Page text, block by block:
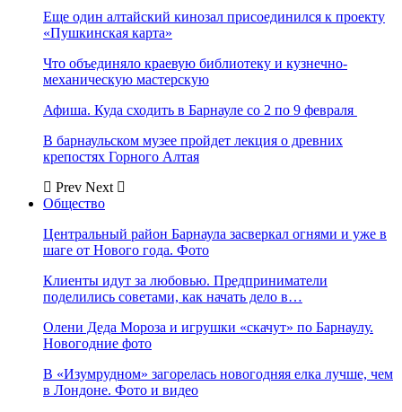
Еще один алтайский кинозал присоединился к проекту
«Пушкинская карта»
Что объединяло краевую библиотеку и кузнечно-
механическую мастерскую
Афиша. Куда сходить в Барнауле со 2 по 9 февраля
В барнаульском музее пройдет лекция о древних
крепостях Горного Алтая
Prev Next
Общество
Центральный район Барнаула засверкал огнями и уже в
шаге от Нового года. Фото
Клиенты идут за любовью. Предприниматели
поделились советами, как начать дело в…
Олени Деда Мороза и игрушки «скачут» по Барнаулу.
Новогодние фото
В «Изумрудном» загорелась новогодняя елка лучше, чем
в Лондоне. Фото и видео